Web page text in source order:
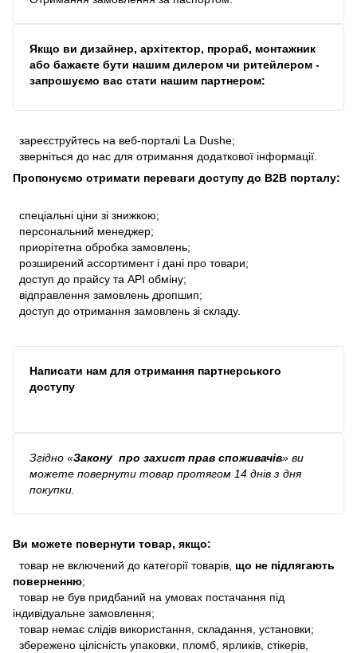
Якщо ви дизайнер, архітектор, прораб, монтажник
або бажаєте бути нашим дилером чи ритейлером -
запрошуємо вас стати нашим партнером:
зареєструйтесь на веб-порталі La Dushe;
зверніться до нас для отримання додаткової інформації.
Пропонуємо отримати переваги доступу до В2В порталу:
спеціальні ціни зі знижкою;
персональний менеджер;
приорітетна обробка замовлень;
розширений ассортимент і дані про товари;
доступ до прайсу та API обміну;
відправлення замовлень дропшип;
доступ до отримання замовлень зі складу.
Написати нам для отримання партнерського
доступу
Згідно «Закону про захист прав споживачів» ви
можете повернути товар протягом 14 днів з дня
покупки.
Ви можете повернути товар, якщо:
товар не включений до категорії товарів, що не підлягають
поверненню;
товар не був придбаний на умовах постачання під
індивідуальне замовлення;
товар немає слідів використання, складання, установки;
збережено цілісність упаковки, пломб, ярликів, стікерів,